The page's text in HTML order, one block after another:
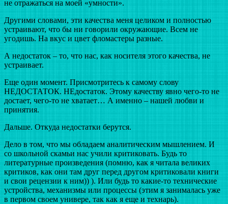
не отражаться на моей «умности».
Другими словами, эти качества меня целиком и полностью
устраивают, что бы ни говорили окружающие. Всем не
угодишь. На вкус и цвет фломастеры разные.
А недостаток – то, что нас, как носителя этого качества, не
устраивает.
Еще один момент. Присмотритесь к самому слову
НЕДОСТАТОК. НЕдостаток. Этому качеству явно чего-то не
достает, чего-то не хватает… А именно – нашей любви и
принятия.
Дальше. Откуда недостатки берутся.
Дело в том, что мы обладаем аналитическим мышлением. И
со школьной скамьи нас учили критиковать. Будь то
литературные произведения (помню, как я читала великих
критиков, как они там друг перед другом критиковали книги
и свои рецензии к ним)) ). Или будь то какие-то технические
устройства, механизмы или процессы (этим я занималась уже
в первом своем универе, так как я еще и технарь).